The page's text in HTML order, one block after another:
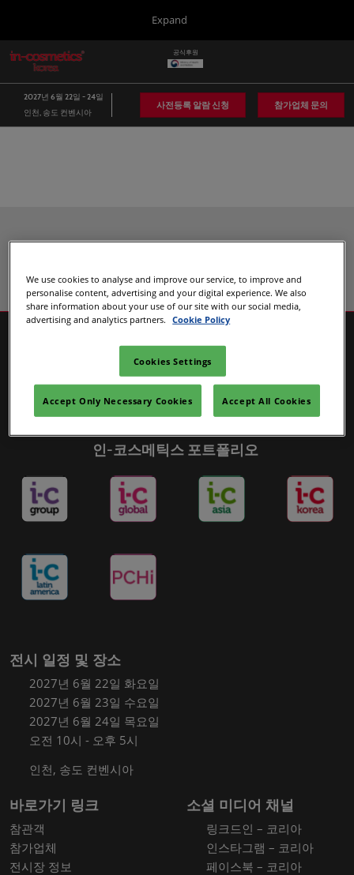
바
가
close
menu.
Expand
in-cosmetics Group
Global
Asia
글
로
벌
네
비
게
공식후원
2027년 6월 22일 - 24일
인천, 송도 컨벤시아
사전등록 알람 신청 참가업체 문의
Recommended Exhibitors
인-코스메틱스 포트폴리오
전시 일정 및 장소
2027년 6월 22일 화요일
2027년 6월 23일 수요일
2027년 6월 24일 목요일
오전 10시 - 오후 5시
인천, 송도 컨벤시아
바로가기 링크
참관객
참가업체
전시장 정보
소셜 미디어 채널
링크드인 – 코리아
인스타그램 – 코리아
페이스북 – 코리아
We use cookies to analyse and improve our service, to improve and
personalise content, advertising and your digital experience. We also
share information about your use of our site with our social media,
advertising and analytics partners.
Cookie Policy
Cookies Settings
Accept Only Necessary Cookies Accept All Cookies